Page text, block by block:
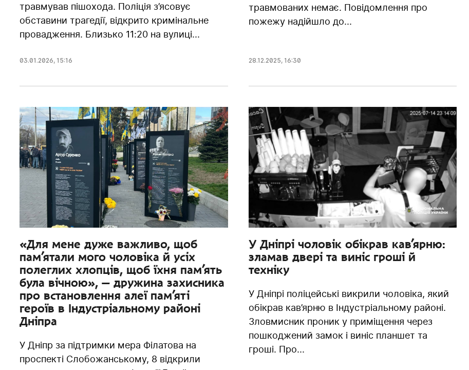
травмував пішохода. Поліція з’ясовує
обставини трагедії, відкрито кримінальне
провадження. Близько 11:20 на вулиці...
03.01.2026, 15:16
травмованих немає. Повідомлення про
пожежу надійшло до...
28.12.2025, 16:30
«Для мене дуже важливо, щоб
пам’ятали мого чоловіка й усіх
полеглих хлопців, щоб їхня пам’ять
була вічною», — дружина захисника
про встановлення алеї пам’яті
героїв в Індустріальному районі
Дніпра
У Дніпр за підтримки мера Філатова на
проспекті Слобожанському, 8 відкрили
У Дніпрі чоловік обікрав кав’ярню:
зламав двері та виніс гроші й
техніку
У Дніпрі поліцейські викрили чоловіка, який
обікрав кав’ярню в Індустріальному районі.
Зловмисник проник у приміщення через
пошкоджений замок і виніс планшет та
гроші. Про...